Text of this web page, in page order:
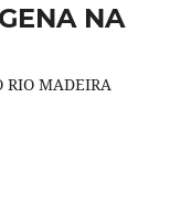
NA
RIO MADEIRA